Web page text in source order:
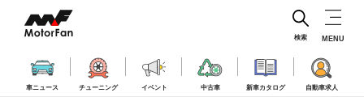
車ニュース チューニング イベント 中古車 新車カタログ 自動車求人
検索 MENU